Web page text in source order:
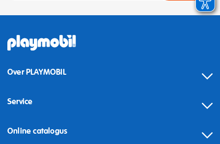
Over PLAYMOBIL
Service
Online catalogus